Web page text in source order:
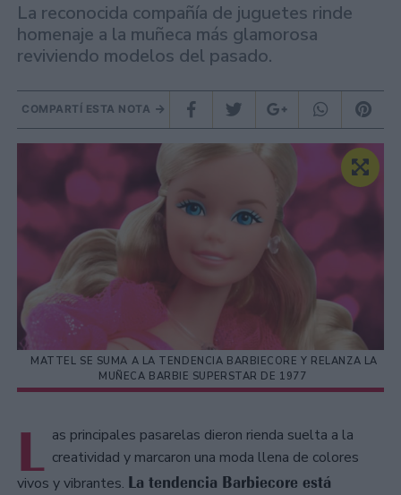
La reconocida compañía de juguetes rinde
homenaje a la muñeca más glamorosa
reviviendo modelos del pasado.
COMPARTÍ ESTA NOTA
MATTEL SE SUMA A LA TENDENCIA BARBIECORE Y RELANZA LA
MUÑECA BARBIE SUPERSTAR DE 1977
L as principales pasarelas dieron rienda suelta a la
creatividad y marcaron una moda llena de colores
vivos y vibrantes. La tendencia Barbiecore está